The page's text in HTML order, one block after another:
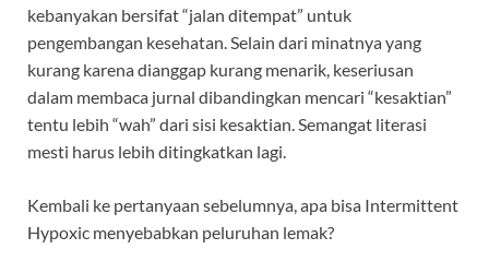
kebanyakan bersifat “jalan ditempat” untuk
pengembangan kesehatan. Selain dari minatnya yang
kurang karena dianggap kurang menarik, keseriusan
dalam membaca jurnal dibandingkan mencari “kesaktian”
tentu lebih “wah” dari sisi kesaktian. Semangat literasi
mesti harus lebih ditingkatkan lagi.
Kembali ke pertanyaan sebelumnya, apa bisa Intermittent
Hypoxic menyebabkan peluruhan lemak?